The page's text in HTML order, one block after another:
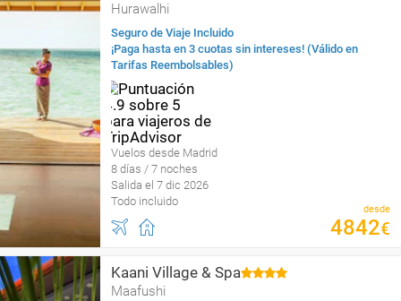
Hurawalhi
Seguro de Viaje Incluido
¡Paga hasta en 3 cuotas sin intereses! (Válido en
Tarifas Reembolsables)
Vuelos desde Madrid
8 días / 7 noches
Salida el 7 dic 2026
Todo incluido
desde
4842€
Kaani Village & Spa
Maafushi